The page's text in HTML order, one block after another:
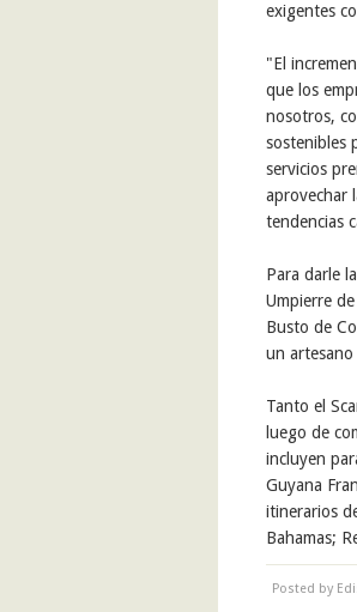
exigentes
"El
que los
nosotros,
sostenibles
servicios
aprovechar
tendencias
Para darle
Umpierre
Busto de
un
Tanto el
luego de
incluyen
Guyana
itinerarios
Bahamas;
Posted by